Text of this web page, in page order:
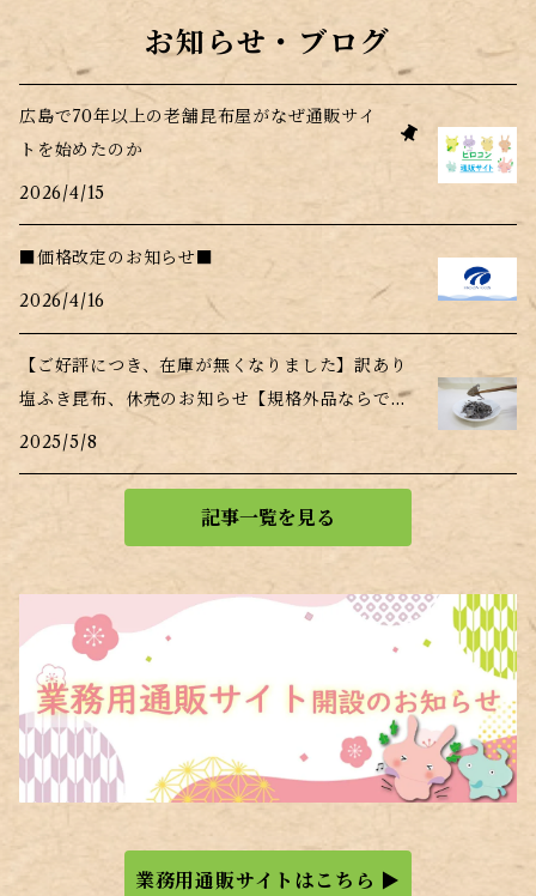
お知らせ・ブログ
広島で70年以上の老舗昆布屋がなぜ通販サイ
トを始めたのか
2026/4/15
■価格改定のお知らせ■
2026/4/16
【ご好評につき、在庫が無くなりました】訳あり
塩ふき昆布、休売のお知らせ【規格外品ならでは
の事情】
2025/5/8
記事一覧を見る
業務用通販サイトはこちら ▶